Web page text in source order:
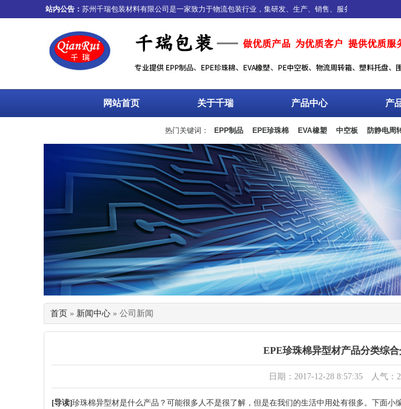
站内公告：苏州千瑞包装材料有限公司是一家致力于物流包装行业，集研发、生产、销售、服务于一体，专业设计、
网站首页 关于千瑞 产品中心 产
热门关键词： EPP制品 EPE珍珠棉 EVA橡塑 中空板 防静电周
流箱 周转箱 塑料托盘 围板箱 复合包装
首页 » 新闻中心 » 公司新闻
EPE珍珠棉异型材产品分类综
日期：2017-12-28 8:57:35 人气：
[导读]珍珠棉异型材是什么产品？可能很多人不是很了解，但是在我们的生活中用处有很多。下面小